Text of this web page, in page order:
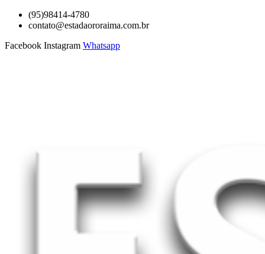
para
conteúdo
(95)98414-4780
contato@estadaororaima.com.br
Facebook Instagram Whatsapp